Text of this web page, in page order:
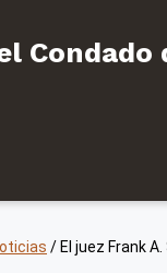
del
Condado
/ El juez Frank